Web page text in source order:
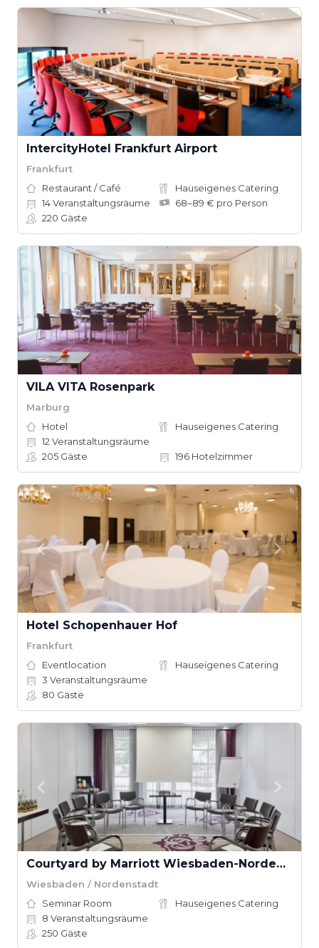
IntercityHotel Frankfurt Airport
Frankfurt
Restaurant / Café
Hauseigenes Catering
14Veranstaltungsräume
68–89 € pro Person
220 Gäste
VILA VITA Rosenpark
Marburg
Hotel
Hauseigenes Catering
12 Veranstaltungsräume
205 Gäste 196 Hotelzimmer
Hotel Schopenhauer Hof
Frankfurt
Eventlocation
Hauseigenes Catering
3 Veranstaltungsräume
80 Gäste
Courtyard by Marriott Wiesbaden-Nordenstadt
Wiesbaden / Nordenstadt
Seminar Room
Hauseigenes Catering
8 Veranstaltungsräume
250 Gäste